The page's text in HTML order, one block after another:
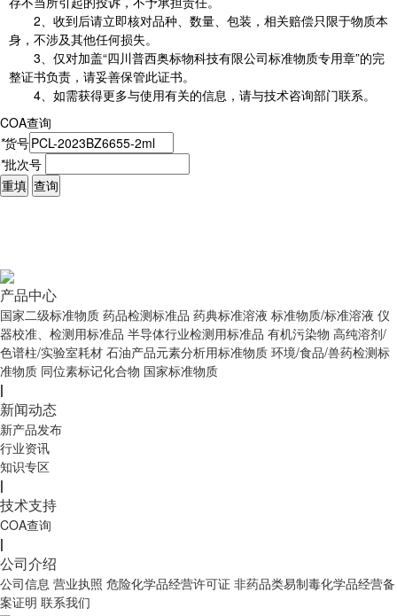
2、收到后请立即核对品种、数量、包装，相关赔偿只限于物质本
身，不涉及其他任何损失。
3、仅对加盖“四川普西奥标物科技有限公司标准物质专用章”的完
整证书负责，请妥善保管此证书。
4、如需获得更多与使用有关的信息，请与技术咨询部门联系。
COA查询
*货号
*批次号
重填 查询
产品中心
国家二级标准物质 药品检测标准品 药典标准溶液 标准物质/标准溶液 仪
器校准、检测用标准品 半导体行业检测用标准品 有机污染物 高纯溶剂/
色谱柱/实验室耗材 石油产品元素分析用标准物质 环境/食品/兽药检测标
准物质 同位素标记化合物 国家标准物质
|
新闻动态
新产品发布
行业资讯
知识专区
|
技术支持
COA查询
|
公司介绍
公司信息 营业执照 危险化学品经营许可证 非药品类易制毒化学品经营备
案证明 联系我们